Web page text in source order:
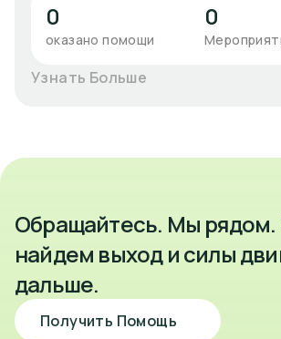
0
оказано помощи
0
Узнать Больше
Обращайтесь. Мы
найдем выход и силы
дальше.
Получить Помощь